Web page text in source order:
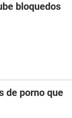
bloquedos
de porno que